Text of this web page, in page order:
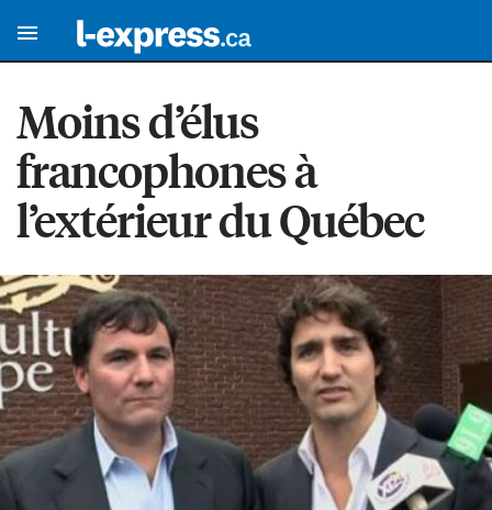
Moins d’élus
francophones à
l’extérieur du Québec